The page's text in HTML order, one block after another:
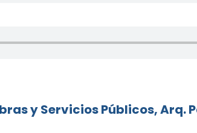
y Servicios Públicos, Arq.